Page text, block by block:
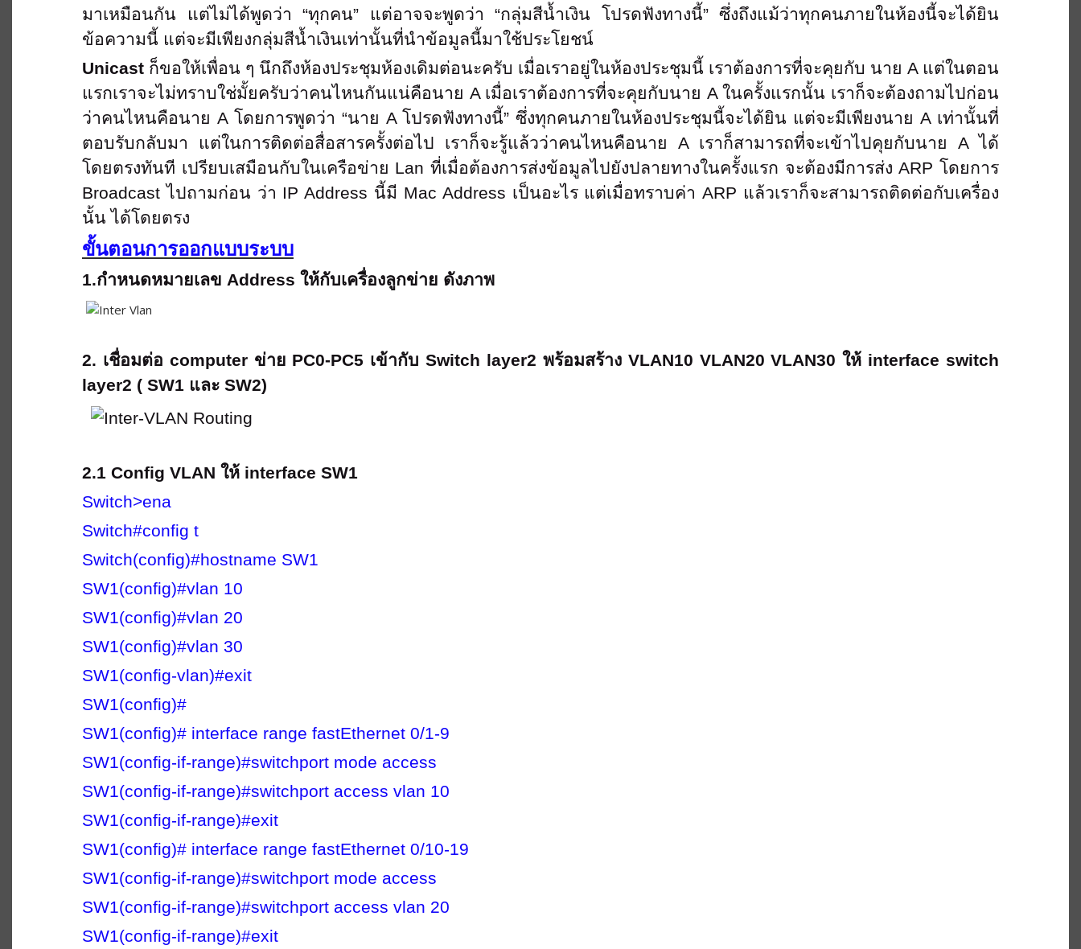
มาเหมือนกัน แต่ไม่ได้พูดว่า “ทุกคน” แต่อาจจะพูดว่า “กลุ่มสีน้ำเงิน โปรดฟังทางนี้” ซึ่งถึงแม้ว่าทุกคนภายในห้องนี้จะได้ยิน
ข้อความนี้ แต่จะมีเพียงกลุ่มสีน้ำเงินเท่านั้นที่นำข้อมูลนี้มาใช้ประโยชน์
Unicast ก็ขอให้เพื่อน ๆ นึกถึงห้องประชุมห้องเดิมต่อนะครับ เมื่อเราอยู่ในห้องประชุมนี้ เราต้องการที่จะคุยกับ นาย A แต่ในตอน
แรกเราจะไม่ทราบใช่มั้ยครับว่าคนไหนกันแน่คือนาย A เมื่อเราต้องการที่จะคุยกับนาย A ในครั้งแรกนั้น เราก็จะต้องถามไปก่อน
ว่าคนไหนคือนาย A โดยการพูดว่า “นาย A โปรดฟังทางนี้” ซึ่งทุกคนภายในห้องประชุมนี้จะได้ยิน แต่จะมีเพียงนาย A เท่านั้นที่
ตอบรับกลับมา แต่ในการติดต่อสื่อสารครั้งต่อไป เราก็จะรู้แล้วว่าคนไหนคือนาย A เราก็สามารถที่จะเข้าไปคุยกับนาย A ได้
โดยตรงทันที เปรียบเสมือนกับในเครือข่าย Lan ที่เมื่อต้องการส่งข้อมูลไปยังปลายทางในครั้งแรก จะต้องมีการส่ง ARP โดยการ
Broadcast ไปถามก่อน ว่า IP Address นี้มี Mac Address เป็นอะไร แต่เมื่อทราบค่า ARP แล้วเราก็จะสามารถติดต่อกับเครื่อง
นั้น ได้โดยตรง
ขั้นตอนการออกแบบระบบ
1.กำหนดหมายเลข Address ให้กับเครื่องลูกข่าย ดังภาพ
2. เชื่อมต่อ computer ข่าย PC0-PC5 เข้ากับ Switch layer2 พร้อมสร้าง VLAN10 VLAN20 VLAN30 ให้ interface switch
layer2 ( SW1 และ SW2)
2.1 Config VLAN ให้ interface SW1
Switch>ena
Switch#config t
Switch(config)#hostname SW1
SW1(config)#vlan 10
SW1(config)#vlan 20
SW1(config)#vlan 30
SW1(config-vlan)#exit
SW1(config)#
SW1(config)# interface range fastEthernet 0/1-9
SW1(config-if-range)#switchport mode access
SW1(config-if-range)#switchport access vlan 10
SW1(config-if-range)#exit
SW1(config)# interface range fastEthernet 0/10-19
SW1(config-if-range)#switchport mode access
SW1(config-if-range)#switchport access vlan 20
SW1(config-if-range)#exit